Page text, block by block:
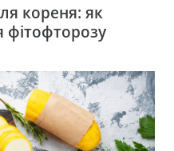
кореня: як